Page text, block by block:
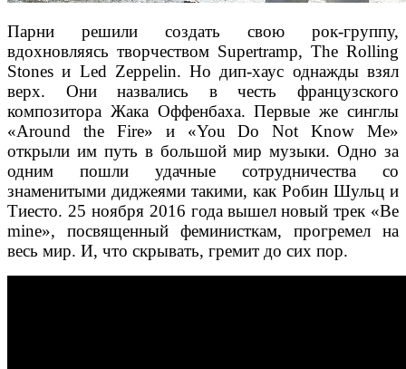
Парни решили создать свою рок-группу,
вдохновляясь творчеством Supertramp, The Rolling
Stones и Led Zeppelin. Но дип-хаус однажды взял
верх. Они назвались в честь французского
композитора Жака Оффенбаха. Первые же синглы
«Around the Fire» и «You Do Not Know Me»
открыли им путь в большой мир музыки. Одно за
одним пошли удачные сотрудничества со
знаменитыми диджеями такими, как Робин Шульц и
Тиесто. 25 ноября 2016 года вышел новый трек «Be
mine», посвященный феминисткам, прогремел на
весь мир. И, что скрывать, гремит до сих пор.